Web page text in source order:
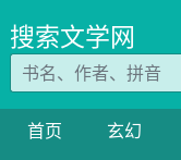
搜索文学网
首页 玄幻